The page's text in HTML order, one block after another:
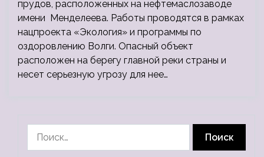
прудов, расположенных на нефтемаслозаводе
имени Менделеева. Работы проводятся в рамках
нацпроекта «Экология» и программы по
оздоровлению Волги. Опасный объект
расположен на берегу главной реки страны и
несет серьезную угрозу для нее…